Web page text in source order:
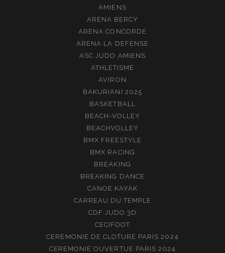
AMIENS
ARENA BERCY
ARENA CONCORDE
ARENA LA DEFENSE
ASC JUDO AMIENS
ATHLETISME
AVIRON
BAKURIANI 2025
BASKETBALL
BEACH-VOLLEY
BEACHVOLLEY
BMX FREESTYLE
BMX RACING
BREAKING
BREAKING DANCE
CANOE KAYAK
CARREAU DU TEMPLE
CDF JUDO 3D
CECIFOOT
CEREMONIE DE CLOTURE PARIS 2024
CEREMONIE OUVERTUE PARIS 2024